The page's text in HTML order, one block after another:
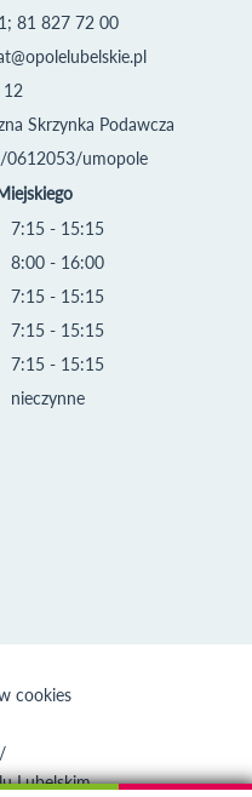
81 827 72 00
Skrzynka Podawcza
0612053/umopole
7:15 - 15:15
8:00 - 16:00
7:15 - 15:15
7:15 - 15:15
7:15 - 15:15
nieczynne
cookies
Lubelskim